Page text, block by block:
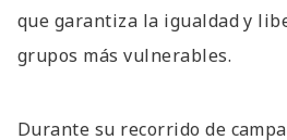
que garantiza la igualdad y
grupos más vulnerables.
Durante su recorrido de